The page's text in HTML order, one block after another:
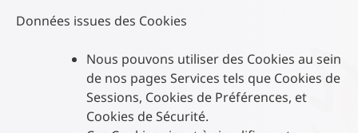
Données issues des Cookies
Nous pouvons utiliser des Cookies au sein
de nos pages Services tels que Cookies de
Sessions, Cookies de Préférences, et
Cookies de Sécurité.